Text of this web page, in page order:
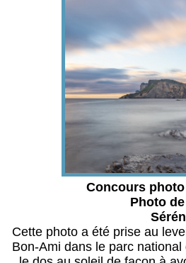
Concours
Photo
Cette photo a été prise au
Bon-Ami dans le parc